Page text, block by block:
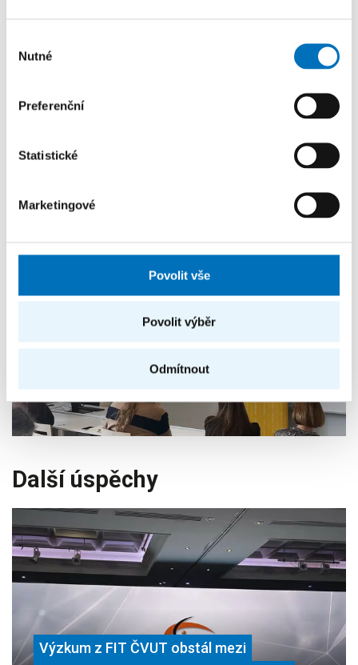
souhlasu
Nutné
Preferenční
Statistické
Marketingové
Povolit vše
Povolit výběr
Odmítnout
Další úspěchy
Výzkum z FIT ČVUT obstál mezi